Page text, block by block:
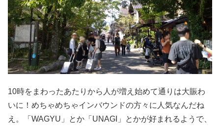
10時をまわったあたりから人が増え始めて通りは大賑わ
いに！めちゃめちゃインバウンドの方々に人気なんだね
え。「WAGYU」とか「UNAGI」とかが好まれるようで、